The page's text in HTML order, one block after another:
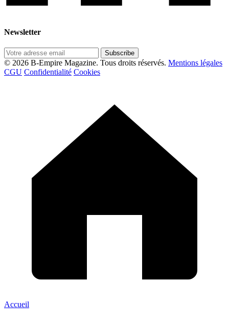
Newsletter
Subscribe
© 2026 B-Empire Magazine. Tous droits réservés. Mentions légales
CGU Confidentialité Cookies
Accueil